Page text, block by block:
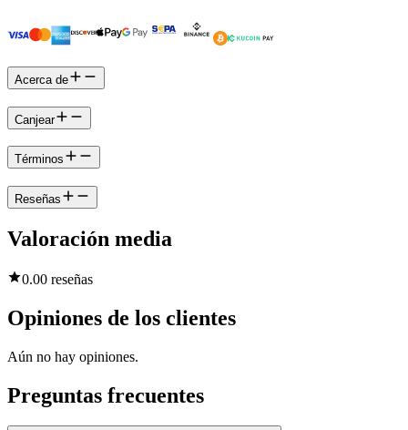
Acerca de
Canjear
Términos
Reseñas
Valoración media
0.00 reseñas
Opiniones de los clientes
Aún no hay opiniones.
Preguntas frecuentes